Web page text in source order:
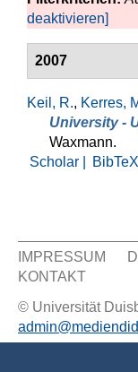
deaktivieren]
2007
Keil, R., Kerres,
University -
Waxmann.
Scholar |
BibTeX
Sekundär
IMPRESSUM
KONTAKT
© Universität